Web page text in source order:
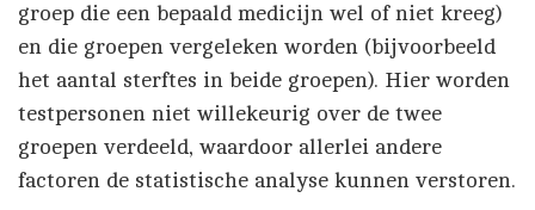
groep die een bepaald medicijn wel of niet kreeg)
en die groepen vergeleken worden (bijvoorbeeld
het aantal sterftes in beide groepen). Hier worden
testpersonen niet willekeurig over de twee
groepen verdeeld, waardoor allerlei andere
factoren de statistische analyse kunnen verstoren.